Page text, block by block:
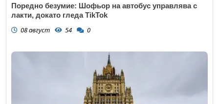
Поредно безумие: Шофьор на автобус управлява с
лакти, докато гледа TikTok
08 август 54 0